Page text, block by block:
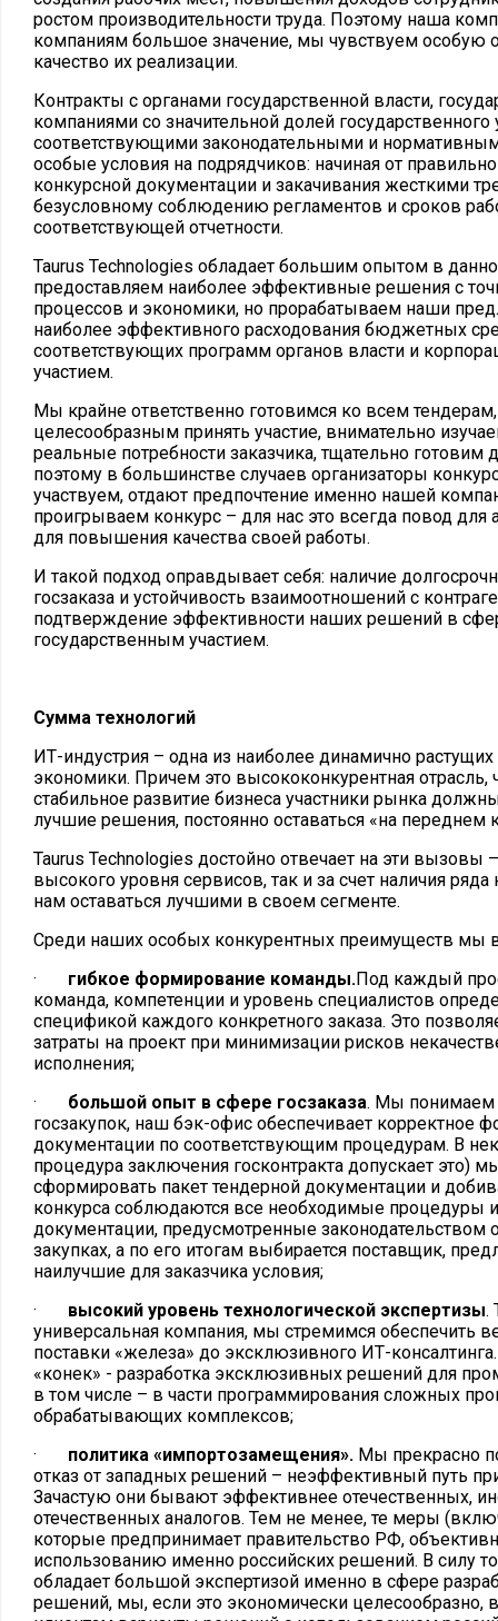
ростом производительности труда. Поэтому наша
компаниям большое значение, мы чувствуем особую
качество их реализации.
Контракты с органами государственной власти,
компаниями со значительной долей государственного
соответствующими законодательными и
особые условия на подрядчиков: начиная от
конкурсной документации и закачивания жесткими
безусловному соблюдению регламентов и сроков
соответствующей отчетности.
Taurus Technologies обладает большим опытом в
предоставляем наиболее эффективные решения с
процессов и экономики, но прорабатываем наши
наиболее эффективного расходования бюджетных
соответствующих программ органов власти и
участием.
Мы крайне ответственно готовимся ко всем
целесообразным принять участие, внимательно
реальные потребности заказчика, тщательно
поэтому в большинстве случаев организаторы
участвуем, отдают предпочтение именно нашей
проигрываем конкурс – для нас это всегда повод для
для повышения качества своей работы.
И такой подход оправдывает себя: наличие
госзаказа и устойчивость взаимоотношений с
подтверждение эффективности наших решений в
государственным участием.
Сумма технологий
ИТ-индустрия – одна из наиболее динамично растущих
экономики. Причем это высококонкурентная отрасль,
стабильное развитие бизнеса участники рынка
лучшие решения, постоянно оставаться «на переднем
Taurus Technologies достойно отвечает на эти вызовы
высокого уровня сервисов, так и за счет наличия
нам оставаться лучшими в своем сегменте.
Среди наших особых конкурентных преимуществ
· гибкое формирование команды.Под каждый
команда, компетенции и уровень специалистов
спецификой каждого конкретного заказа. Это
затраты на проект при минимизации рисков
исполнения;
· большой опыт в сфере госзаказа. Мы понимаем
госзакупок, наш бэк-офис обеспечивает корректное
документации по соответствующим процедурам. В
процедура заключения госконтракта допускает это)
сформировать пакет тендерной документации и
конкурса соблюдаются все необходимые процедуры
документации, предусмотренные законодательством
закупках, а по его итогам выбирается поставщик,
наилучшие для заказчика условия;
· высокий уровень технологической экспертизы.
универсальная компания, мы стремимся обеспечить
поставки «железа» до эксклюзивного ИТ-
«конек» - разработка эксклюзивных решений для
в том числе – в части программирования сложных
обрабатывающих комплексов;
· политика «импортозамещения». Мы прекрасно
отказ от западных решений – неэффективный путь
Зачастую они бывают эффективнее отечественных,
отечественных аналогов. Тем не менее, те меры
которые предпринимает правительство РФ,
использованию именно российских решений. В силу
обладает большой экспертизой именно в сфере
решений, мы, если это экономически целесообразно,